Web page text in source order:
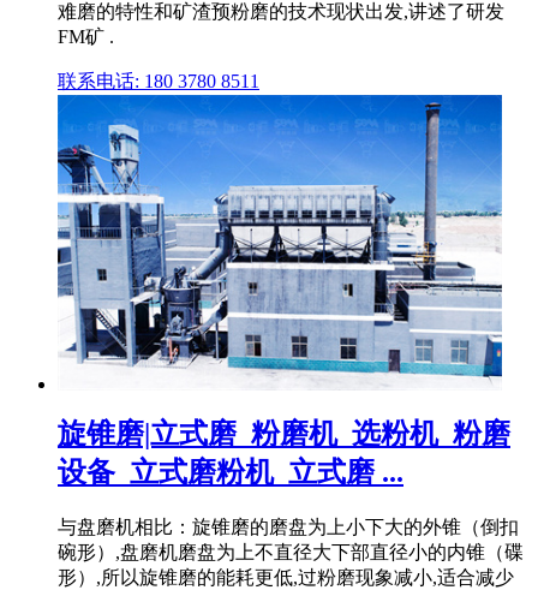
难磨的特性和矿渣预粉磨的技术现状出发,讲述了研发
FM矿 .
联系电话: 180 3780 8511
旋锥磨|立式磨_粉磨机_选粉机_粉磨
设备_立式磨粉机_立式磨 ...
与盘磨机相比：旋锥磨的磨盘为上小下大的外锥（倒扣
碗形）,盘磨机磨盘为上不直径大下部直径小的内锥（碟
形）,所以旋锥磨的能耗更低,过粉磨现象减小,适合减少